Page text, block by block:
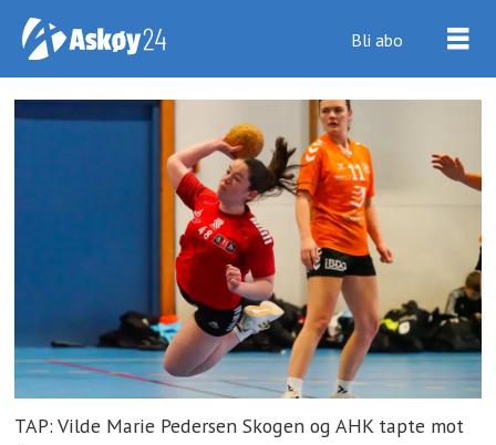
Bli abo
TAP: Vilde Marie Pedersen Skogen og AHK tapte mot